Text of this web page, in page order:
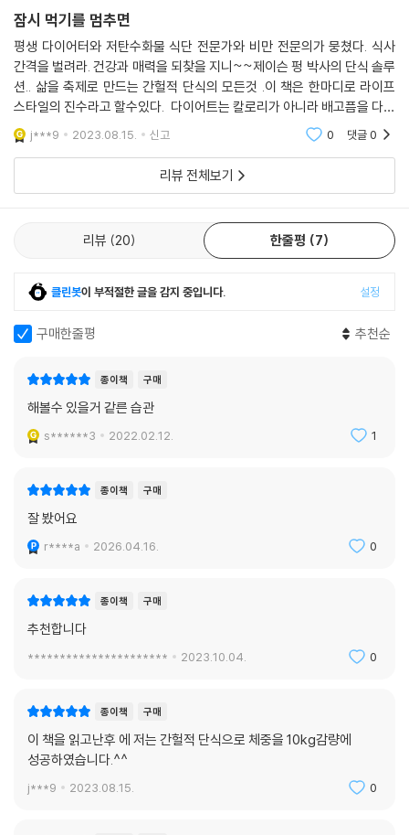
지 않고 체중을 줄일 것이다. 조금씩 계속 먹으면 배고픔을 막을 수 있다고
입증한 연구 결과가 있을까? 전혀 없을 것이다. 다시 한번 말하지만 끊임없
이 먹으면 여러분을 간식으로 이끄는 공복통이 가라앉으리라는 생각은 과
학적 근거가 없다. 우리 몸은 필요할 때 칼로리를 제공하기 위해 음식 에너
지(칼로리)를 체지방으로 저장하기 때문에 간식이 필요하지 않다.
--- 「13장 : 간식을 끊어라」 중에서
운동은 체중 감량에 도움이 되지 않는다. 비만은 호르몬에 의해 조절된다.
지방을 태울 기회를 주지 않는다면 살은 빠지지 않을 것이다. 근육을 운동
시킬 수는 있다. 하지만 호르몬을 운동시킬 수는 없다.
량할 수 있다는 생각에 철저히 세뇌되어 있었다. 이런 생각이 틀렸다고 여
신은 체중을 줄일 수 있지만, 이는 에어로빅 수업과는 아무 상관이 없다. 감
에게 최대한 몸을 움직이라고 권장하지만, 우리는 살을 빼기 위해 운동해
서는 안 된다. 우리는 끊임없이 운동했지만, 더 뚱뚱해지기만 했다. 그러니
--- 「15장 : 체중이 아니라 건강을 위해 운동하라」 중에서
상투적인 표현이지만, 단식을 시작하고 나서 당신은 탈선하게 될 것이다.
나는 늘 망치고, 실패하고, 넘어진다. 하지만 이제 나는 오랜 시간 자책하는
사람들도 가끔 과식한다는 것을 나는 알게 되었다. 날씬하고 건강한 사람
익한 식사나 단식 방식을 따른다. 그러니 제발, 당신이 넘어진 이후에 제자
리로 돌아올 수 있을지 궁금하다면, 다시 시작해도 괜찮다고 자신에게 말
해라. 천 리 길도 한 걸음부터 시작하니, 일어나 먼지를 털고 다시 시작하는
것을 두려워 마라. 당신은 그럴 가치가 있다!
게 된다. 『잠시 먹기를 멈추면』은 단식으로 건강과 행복 그리고 자기 가치
적 단식에 있음을 말한다.
잠시 먹기를 멈추면
평생 다이어터와 저탄수화물 식단 전문가와 비만 전문의가 뭉쳤다. 식사
간격을 벌려라. 건강과 매력을 되찾을 지니~~제이슨 펑 박사의 단식 솔루
션.. 삶을 축제로 만드는 간헐적 단식의 모든것 .이 책은 한마디로 라이프
스타일의 진수라고 할수있다. 다이어트는 칼로리가 아니라 배고픔을 다스
리는것. 이책은 우리의 식습관을 감정과 연결지어 탁월하게 설명한다. 단
식의 모든것을 알
j***9 2023.08.15. 신고 0 댓글0
리뷰 전체보기
리뷰 20 한줄평 7
클린봇이 부적절한 글을 감지 중입니다. 설정
구매한줄평 추천순
종이책 구매
해볼수 있을거 같른 습관
s******3 2022.02.12. 1
종이책 구매
잘 봤어요
r****a 2026.04.16. 0
종이책 구매
추천합니다
********************** 2023.10.04. 0
종이책 구매
이 책을 읽고난후 에 저는 간헐적 단식으로 체중을 10kg감량에
성공하였습니다.^^
j***9 2023.08.15. 0